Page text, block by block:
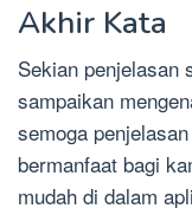
Akhir Kata
Sekian penjelasan
sampaikan
semoga
bermanfaat bagi
mudah di dalam